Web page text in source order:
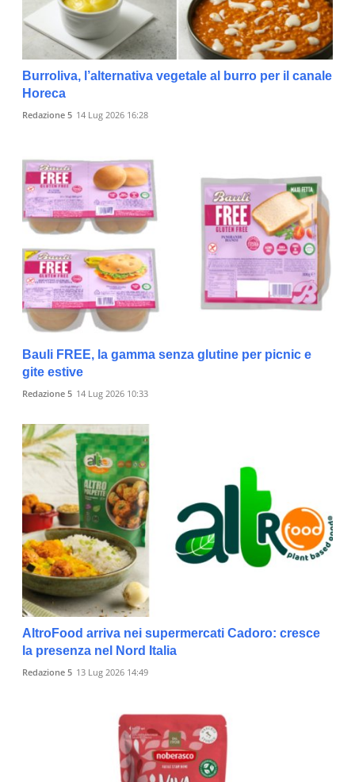
Burroliva, l’alternativa vegetale al burro per il canale
Horeca
Redazione 5 14 Lug 2026 16:28
Bauli FREE, la gamma senza glutine per picnic e
gite estive
Redazione 5 14 Lug 2026 10:33
AltroFood arriva nei supermercati Cadoro: cresce
la presenza nel Nord Italia
Redazione 5 13 Lug 2026 14:49